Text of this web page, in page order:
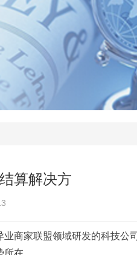
算解决方
商家联盟领域研发的科技公
在。